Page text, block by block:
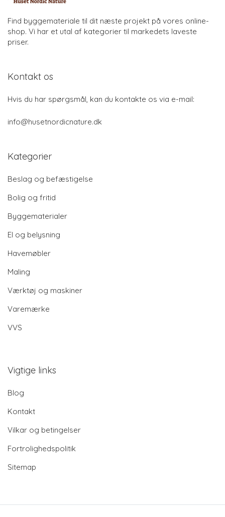
Find byggemateriale til dit næste projekt på vores online-
shop. Vi har et utal af kategorier til markedets laveste
priser.
Kontakt os
Hvis du har spørgsmål, kan du kontakte os via e-mail:
info@husetnordicnature.dk
Kategorier
Beslag og befæstigelse
Bolig og fritid
Byggematerialer
El og belysning
Havemøbler
Maling
Værktøj og maskiner
Varemærke
VVS
Vigtige links
Blog
Kontakt
Vilkar og betingelser
Fortrolighedspolitik
Sitemap